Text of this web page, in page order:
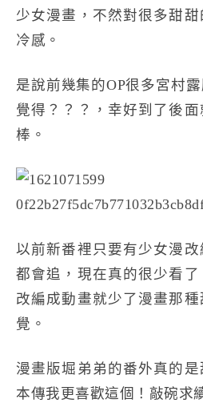
少女漫畫，不然對很多甜
冷感。
是說前幾集的OP很多宮村
覺得？？？，幸好到了後
棒。
以前新番裡只要有少女漫
都會追，現在真的很少看
改編成動畫就少了漫畫那
覺。
漫畫版堀弟弟的番外真的
本傳我更喜歡這個！敲碗求